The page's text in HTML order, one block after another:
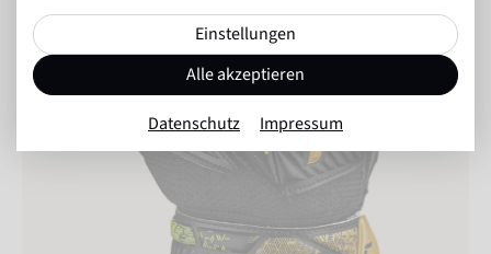
Einstellungen
Alle akzeptieren
Datenschutz Impressum